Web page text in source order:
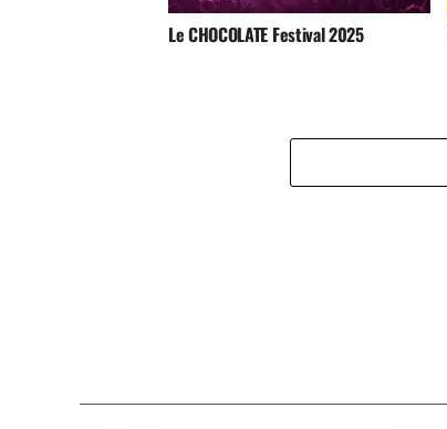
Le CHOCOLATE Festival 2025